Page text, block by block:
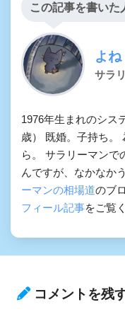
この記事を書いた
よね
サラ
1976年生まれのシ
歳） 既婚。子持ち。
ら。 サラリーマンで
んですが、なかなか
ーマンの相場道のブ
フィール記事をご覧
コメントを残